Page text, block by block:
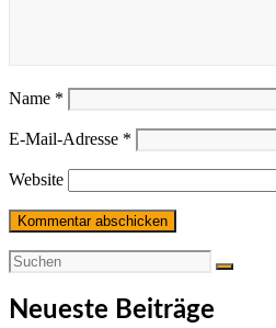
Name *
E-Mail-Adresse *
Website
Neueste Beiträge